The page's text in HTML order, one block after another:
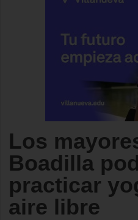
Los
Boadilla
practicar
aire libre